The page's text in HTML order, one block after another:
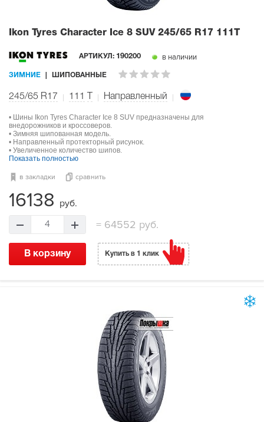
Ikon Tyres Character Ice 8 SUV 245/65 R17 111T
АРТИКУЛ: 190200 в наличии
ЗИМНИЕ ШИПОВАННЫЕ
245/65 R17 111 Направленный
• Шины Ikon Tyres Character Ice 8 SUV предназначены для
внедорожников и кроссоверов.
• Зимняя шипованная модель.
• Направленный протекторный рисунок.
• Увеличенное количество шипов.
Показать полностью
в закладки сравнить
16138 руб.
4 =64552 руб.
В корзину Купить в 1 клик